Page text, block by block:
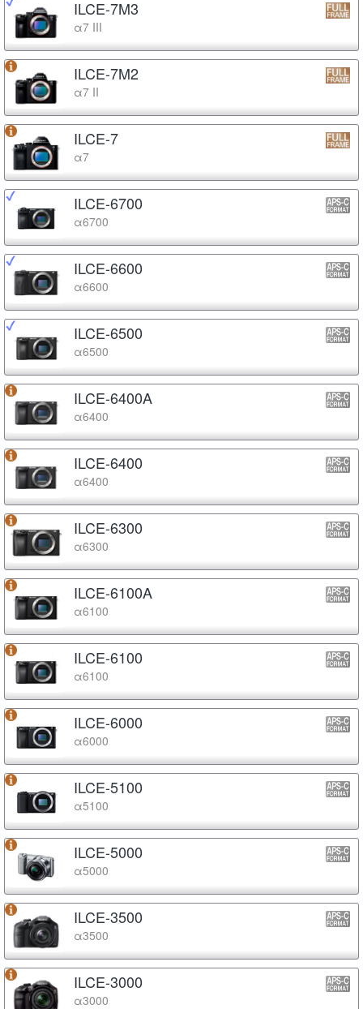
ILCE-7M3
α7 III
ILCE-7M2
α7 II
ILCE-7
α7
ILCE-6700
α6700
ILCE-6600
α6600
ILCE-6500
α6500
ILCE-6400A
α6400
ILCE-6400
α6400
ILCE-6300
α6300
ILCE-6100A
α6100
ILCE-6100
α6100
ILCE-6000
α6000
ILCE-5100
α5100
ILCE-5000
α5000
ILCE-3500
α3500
ILCE-3000
α3000